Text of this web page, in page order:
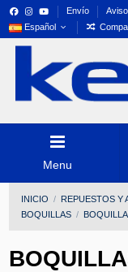
Envío
Español
Menu
INICIO
REPUESTOS Y
BOQUILLAS